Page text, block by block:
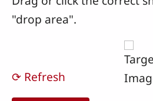
"drop area".
⟳ Refresh